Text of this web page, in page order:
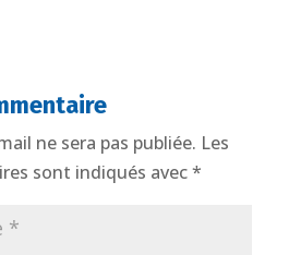
ne sera pas publiée. Les
sont indiqués avec*